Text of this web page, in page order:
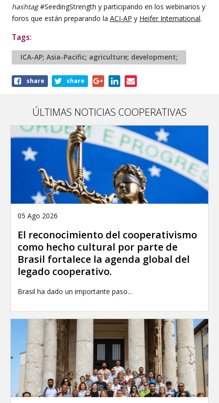
hashtag#SeedingStrength y participando en los webinarios y
foros que están preparando la ACI-AP y Heifer International.
Tags:
ICA-AP; Asia-Pacific; agriculture; development;
Shareshare share
ÚLTIMAS NOTICIAS COOPERATIVAS
05 Ago 2026
El reconocimiento del cooperativismo
como hecho cultural por parte de
Brasil fortalece la agenda global del
legado cooperativo.
Brasil ha dado un importante paso...